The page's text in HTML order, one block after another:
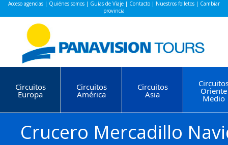
Acceso agencias | Quiénes somos | Guías de Viaje | Contacto | Nuestros folletos | Cambiar
provincia
Circuitos
Europa
Circuitos
América
Circuitos
Asia Oriente
Medio
Crucero Mercadillo